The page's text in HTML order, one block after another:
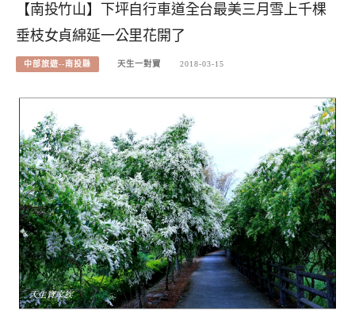
【南投竹山】下坪自行車道全台最美三月雪上千棵
垂枝女貞綿延一公里花開了
中部旅遊--南投縣 天生一對寶 2018-03-15